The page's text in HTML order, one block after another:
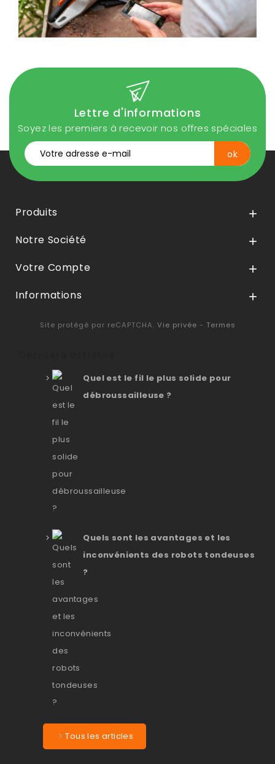
Lettre d'informations
Soyez les premiers à recevoir nos offres spéciales
Produits 
Notre Société 
Votre Compte 
Informations 
Site protégé par reCAPTCHA. Vie privée - Termes
Quel est le fil le plus solide pour
débroussailleuse ?
Quels sont les avantages et les
inconvénients des robots tondeuses
?
Tous les articles